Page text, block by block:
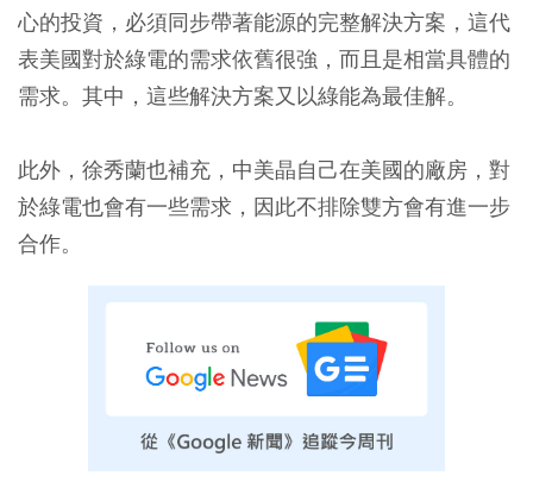
心的投資，必須同步帶著能源的完整解決方案，這代
表美國對於綠電的需求依舊很強，而且是相當具體的
需求。其中，這些解決方案又以綠能為最佳解。
此外，徐秀蘭也補充，中美晶自己在美國的廠房，對
於綠電也會有一些需求，因此不排除雙方會有進一步
合作。